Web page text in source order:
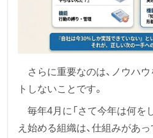
さらに重要なのは、ノウハ
トしないことです。
毎年4月に「さて今年は何を
え始める組織は、仕組みがあ